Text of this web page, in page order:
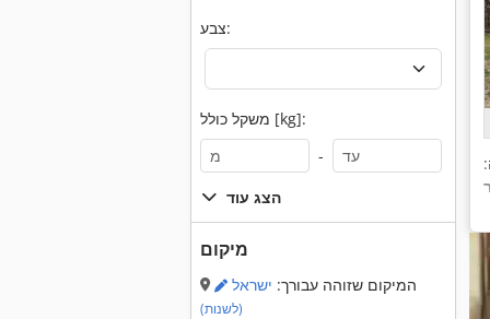
צבע:
משקל כולל [kg]:
-
הצג עוד
מיקום
המיקום שזוהה עבורך: ישראל
(לשנות)